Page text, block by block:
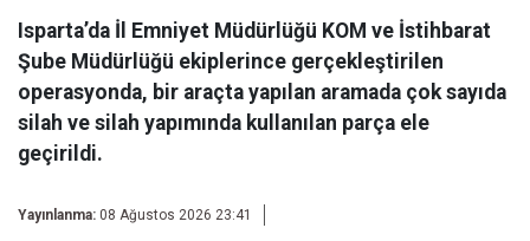
Isparta’da İl Emniyet Müdürlüğü KOM ve İstihbarat
Şube Müdürlüğü ekiplerince gerçekleştirilen
operasyonda, bir araçta yapılan aramada çok sayıda
silah ve silah yapımında kullanılan parça ele
geçirildi.
Yayınlanma: 08 Ağustos 2026 23:41